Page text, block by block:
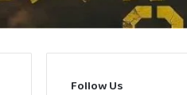
Follow Us